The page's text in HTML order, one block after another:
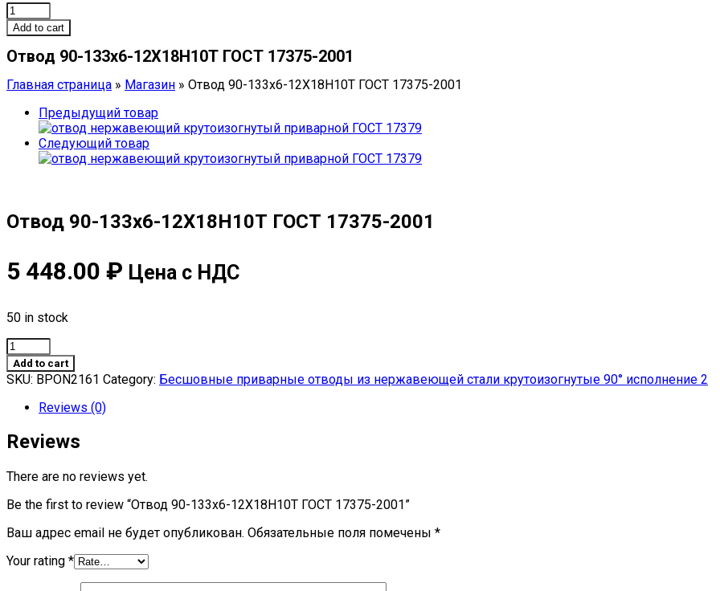
Отвод
90-
133х6-
12Х18Н10Т
17375-
quantity
Add to cart
Отвод 90-133х6-12Х18Н10Т ГОСТ 17375-2001
Главная страница » Магазин » Отвод 90-133х6-12Х18Н10Т ГОСТ 17375-2001
Предыдущий товар
Следующий товар
Отвод 90-133х6-12Х18Н10Т ГОСТ 17375-2001
5 448.00 ₽ Цена с НДС
50 in stock
Отвод
90-
133х6-
ГОСТ
2001
quantity
Add to cart
SKU: BPON2161 Category: Бесшовные приварные отводы из нержавеющей стали крутоизогнутые 90° исполнение 2
Reviews (0)
Reviews
There are no reviews yet.
Be the first to review “Отвод 90-133х6-12Х18Н10Т ГОСТ 17375-2001”
Ваш адрес email не будет опубликован. Обязательные поля помечены *
Your rating *